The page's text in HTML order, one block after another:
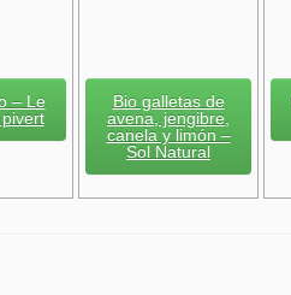
– Le
Bio galletas de
avena, jengibre,
canela y limón –
Sol Natural